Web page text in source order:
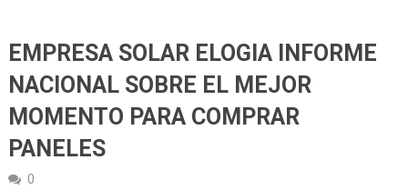
EMPRESA SOLAR ELOGIA INFORME
NACIONAL SOBRE EL MEJOR
MOMENTO PARA COMPRAR
PANELES
0